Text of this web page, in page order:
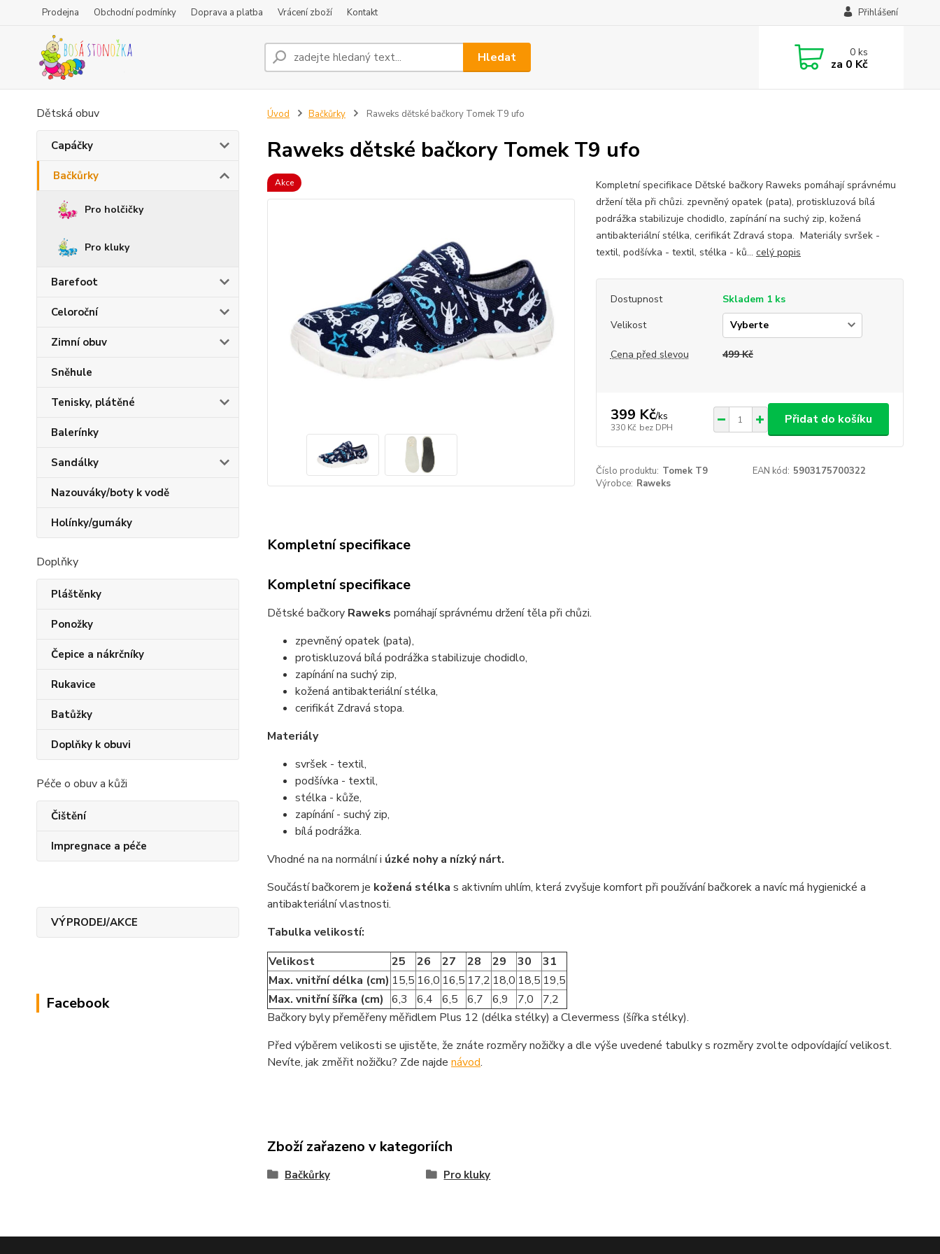
Prodejna Obchodní podmínky Doprava a platba Vrácení zboží Kontakt Přihlášení
Hledat 0ks
za 0 Kč
Dětská obuv
Capáčky
Bačkůrky
Pro holčičky
Pro kluky
Barefoot
Celoroční
Zimní obuv
Sněhule
Tenisky, plátěné
Balerínky
Sandálky
Nazouváky/boty k vodě
Holínky/gumáky
Doplňky
Pláštěnky
Ponožky
Čepice a nákrčníky
Rukavice
Batůžky
Doplňky k obuvi
Péče o obuv a kůži
Čištění
Impregnace a péče
VÝPRODEJ/AKCE
Facebook
Úvod Bačkůrky Raweks dětské bačkory Tomek T9 ufo
Raweks dětské bačkory Tomek T9 ufo
Akce
Kompletní specifikace Dětské bačkory Raweks pomáhají správnému
držení těla při chůzi. zpevněný opatek (pata), protiskluzová bílá
podrážka stabilizuje chodidlo, zapínání na suchý zip, kožená
antibakteriální stélka, cerifikát Zdravá stopa. Materiály svršek -
textil, podšívka - textil, stélka - ků... celý popis
Dostupnost
Skladem 1 ks
Velikost
Cena před slevou 499 Kč
399 Kč/ks
330 Kč bez DPH
Přidat do košíku
Číslo produktu: Tomek T9 EAN kód: 5903175700322
Výrobce: Raweks
Kompletní specifikace
Kompletní specifikace
Dětské bačkory Raweks pomáhají správnému držení těla při chůzi.
zpevněný opatek (pata),
protiskluzová bílá podrážka stabilizuje chodidlo,
zapínání na suchý zip,
kožená antibakteriální stélka,
cerifikát Zdravá stopa.
Materiály
svršek - textil,
podšívka - textil,
stélka - kůže,
zapínání - suchý zip,
bílá podrážka.
Vhodné na na normální i úzké nohy a nízký nárt.
Součástí bačkorem je kožená stélka s aktivním uhlím, která zvyšuje komfort při používání bačkorek a navíc má hygienické a
antibakteriální vlastnosti.
Tabulka velikostí:
Velikost
25 26 27 28 29 30
31
Max. vnitřní délka (cm) 15,5 16,0 16,5 17,2 18,0 18,5 19,5
Max. vnitřní šířka (cm) 6,3 6,4 6,5 6,7 6,9 7,0
7,2
Bačkory byly přeměřeny měřidlem Plus 12 (délka stélky) a Clevermess (šířka stélky).
Před výběrem velikosti se ujistěte, že znáte rozměry nožičky a dle výše uvedené tabulky s rozměry zvolte odpovídající velikost.
Nevíte, jak změřit nožičku? Zde najde návod.
Zboží zařazeno v kategoriích
Bačkůrky Pro kluky